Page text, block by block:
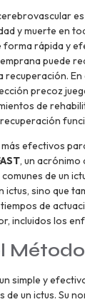
y muerte en
forma rápida y
puede
recuperación. En
precoz
de
efectivos
, un acrónimo
de un
ictus, sino que
de
incluidos los
Método
simple y
un ictus. Su